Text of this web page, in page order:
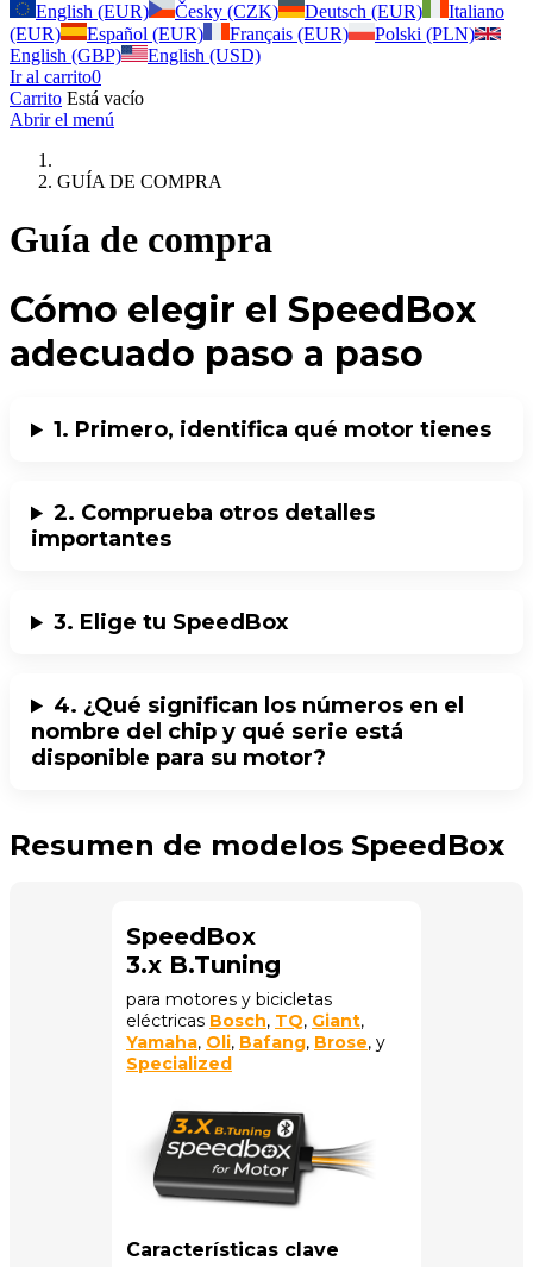
English (EUR)
Česky (CZK) Deutsch (EUR)
Italiano
(EUR)
Español (EUR) Français (EUR)
Polski (PLN)
English (GBP)
English (USD)
Ir al carrito0
Carrito Está vacío
Abrir el menú
GUÍA DE COMPRA
Guía de compra
Cómo elegir el SpeedBox
adecuado paso a paso
1. Primero, identifica qué motor tienes
2. Comprueba otros detalles
importantes
3. Elige tu SpeedBox
4. ¿Qué significan los números en el
nombre del chip y qué serie está
disponible para su motor?
Resumen de modelos SpeedBox
SpeedBox
3.x B.Tuning
para motores y bicicletas
eléctricas Bosch, TQ, Giant,
Yamaha, Oli, Bafang, Brose, y
Specialized
Características clave